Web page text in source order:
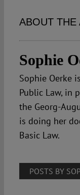
ABOUT THE
Sophie
Sophie Oerke
Public Law, in
the Georg-
is doing her
Basic Law.
POSTS BY